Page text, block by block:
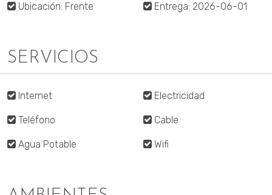
Ubicación: Frente Entrega: 2026-06-01
SERVICIOS
Internet Electricidad
Teléfono Cable
Agua Potable Wifi